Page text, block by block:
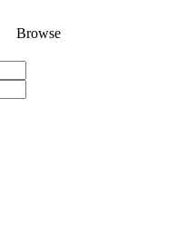
Browse